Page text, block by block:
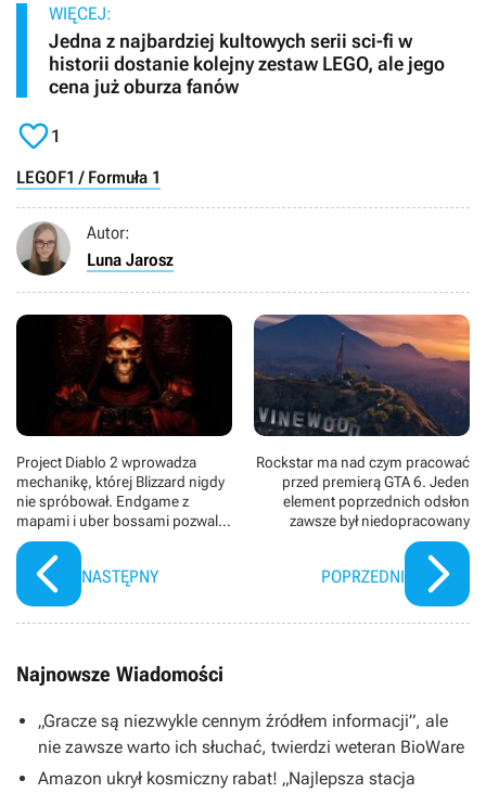
WIĘCEJ:
Jedna z najbardziej kultowych serii sci-fi w
historii dostanie kolejny zestaw LEGO, ale jego
cena już oburza fanów
1
LEGOF1 / Formuła 1
Autor:
Luna Jarosz
Project Diablo 2 wprowadza
mechanikę, której Blizzard nigdy
nie spróbował. Endgame z
mapami i uber bossami pozwala
poczuć się jak w PoE
NASTĘPNY
Rockstar ma nad czym pracować
przed premierą GTA 6. Jeden
element poprzednich odsłon
zawsze był niedopracowany
POPRZEDNI
Najnowsze Wiadomości
„Gracze są niezwykle cennym źródłem informacji”, ale
nie zawsze warto ich słuchać, twierdzi weteran BioWare
Amazon ukrył kosmiczny rabat! „Najlepsza stacja